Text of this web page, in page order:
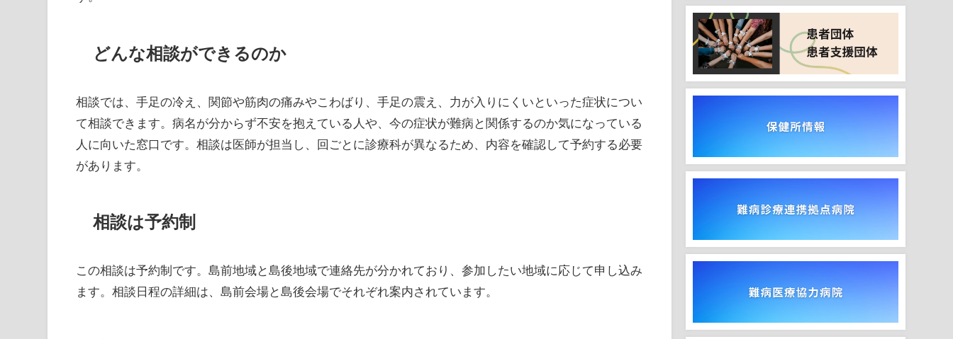
どんな相談ができるのか
相談では、手足の冷え、関節や筋肉の痛みやこわばり、手足の震え、力が入りにくいといった症状につい
て相談できます。病名が分からず不安を抱えている人や、今の症状が難病と関係するのか気になっている
人に向いた窓口です。相談は医師が担当し、回ごとに診療科が異なるため、内容を確認して予約する必要
があります。
相談は予約制
この相談は予約制です。島前地域と島後地域で連絡先が分かれており、参加したい地域に応じて申し込み
ます。相談日程の詳細は、島前会場と島後会場でそれぞれ案内されています。